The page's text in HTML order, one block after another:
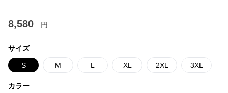
8,580 円
サイズ
S M L XL 2XL 3XL
カラー